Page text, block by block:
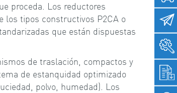
proceda. Los reductores
los tipos constructivos P2CA o
que están dispuestas
de traslación, compactos y
de estanquidad optimizado
polvo, humedad). Los